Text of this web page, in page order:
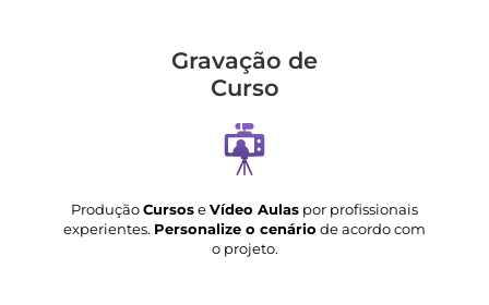
Gravação de
Curso
ProduçãoCursoseVídeo Aulas por profissionais
experientes. Personalize o cenário de acordo com
o projeto.